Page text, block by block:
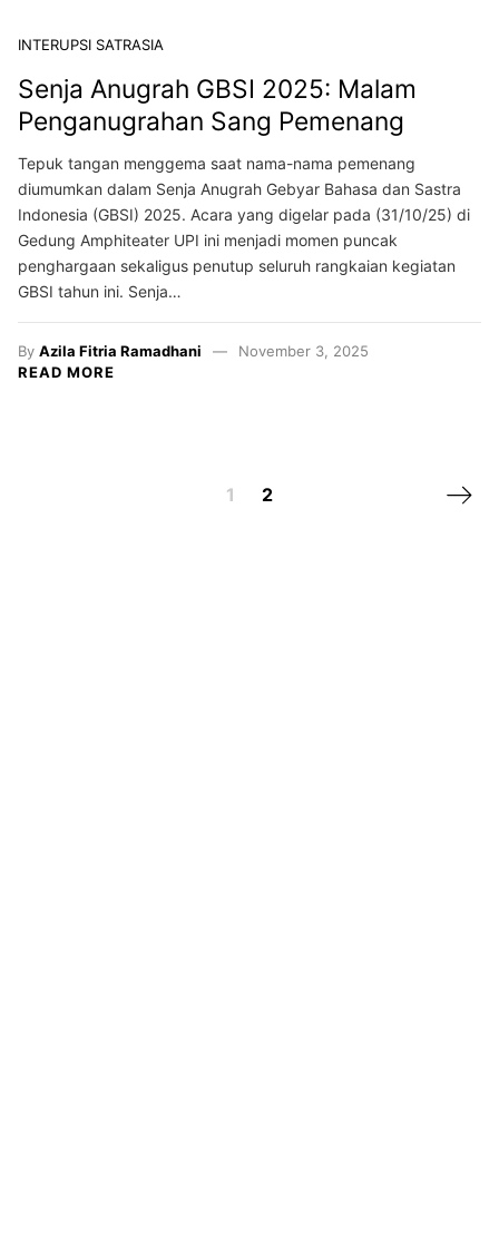
INTERUPSI SATRASIA
Senja Anugrah GBSI 2025: Malam
Penganugrahan Sang Pemenang
Tepuk tangan menggema saat nama-nama pemenang
diumumkan dalam Senja Anugrah Gebyar Bahasa dan Sastra
Indonesia (GBSI) 2025. Acara yang digelar pada (31/10/25) di
Gedung Amphiteater UPI ini menjadi momen puncak
penghargaan sekaligus penutup seluruh rangkaian kegiatan
GBSI tahun ini. Senja…
By Azila Fitria Ramadhani
November 3, 2025
READ MORE
1 2 Next